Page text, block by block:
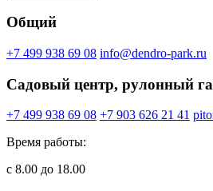
Общий
+7 499 938 69 08 info@dendro-park.ru
Садовый центр, рулонный
+7 499 938 69 08 +7 903 626 21 41
Время работы:
с 8.00 до 18.00